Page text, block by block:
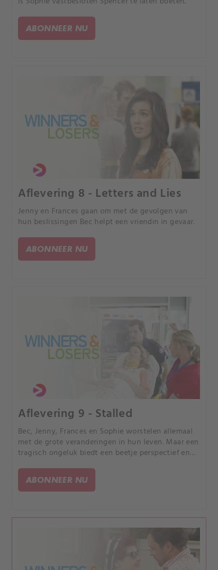
ABONNEER NU
Aflevering 8 - Letters and Lies
Jenny en Frances gaan om met de gevolgen van
hun beslissingen Bec helpt een vriendin in gevaar.
ABONNEER NU
Aflevering 9 - Stalled
Bec, Jenny, Frances en Sophie worstelen allemaal
met de grote veranderingen in hun leven. Maar een
tragisch ongeluk biedt een beetje perspectief en
ABONNEER NU